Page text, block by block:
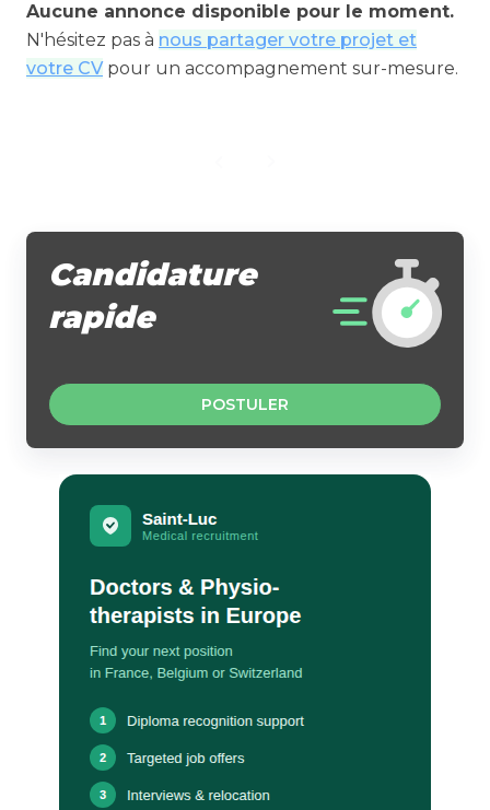
Aucune annonce disponible pour le moment.
N'hésitez pas à nous partager votre projet et
votre CVpour un accompagnement sur-mesure.
Candidature
rapide
POSTULER